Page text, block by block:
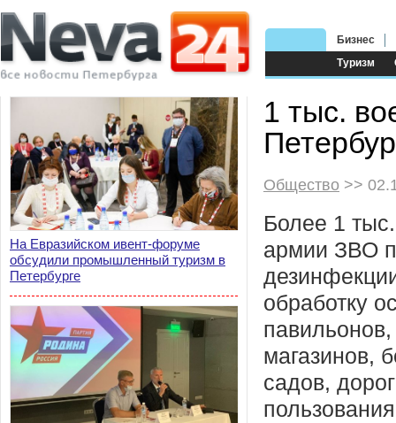
Туризм
Бизнес
На Евразийском ивент-форуме
обсудили промышленный туризм в
Петербурге
1 тыс.
Общество >>
Более 1
армии ЗВО
обработку
магазинов,
садов,